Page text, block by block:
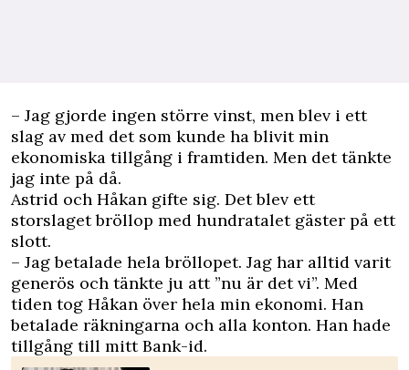
– Jag gjorde ingen större vinst, men blev i ett
slag av med det som kunde ha blivit min
ekonomiska tillgång i framtiden. Men det tänkte
jag inte på då.
Astrid och Håkan gifte sig. Det blev ett
storslaget bröllop med hundratalet gäster på ett
slott.
– Jag betalade hela bröllopet. Jag har alltid varit
generös och tänkte ju att ”nu är det vi”. Med
tiden tog Håkan över hela min ekonomi. Han
betalade räkningarna och alla konton. Han hade
tillgång till mitt Bank-id.